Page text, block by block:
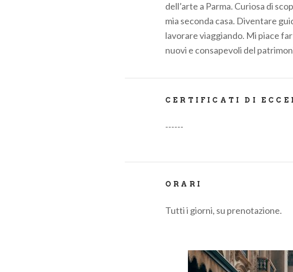
dell’arte a Parma. Curiosa di
mia seconda casa. Diventare
lavorare viaggiando. Mi piace
nuovi e consapevoli del
CERTIFICATI DI
------
ORARI
Tutti i giorni, su prenotazione.